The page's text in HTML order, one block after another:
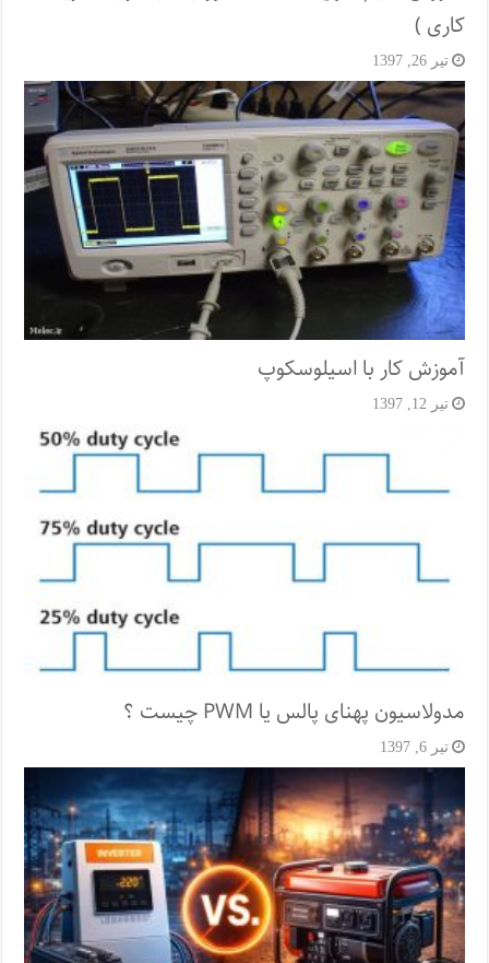
کاری )
تیر 26, 1397
آموزش کار با اسیلوسکوپ
تیر 12, 1397
مدولاسیون پهنای پالس یا PWM چیست ؟
تیر 6, 1397